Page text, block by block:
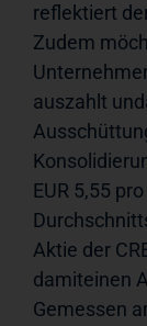
reflektiert
Zudem
auszahlt
EUR 5,55
Aktie der
damiteinen
Gemessen